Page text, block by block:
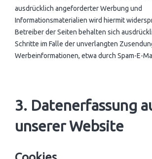
ausdrücklich angeforderter Werbung und
Informationsmaterialien wird hiermit
Betreiber der Seiten behalten sich
Schritte im Falle der unverlangten
Werbeinformationen, etwa durch Spam-E-
3. Datenerfassung
unserer Website